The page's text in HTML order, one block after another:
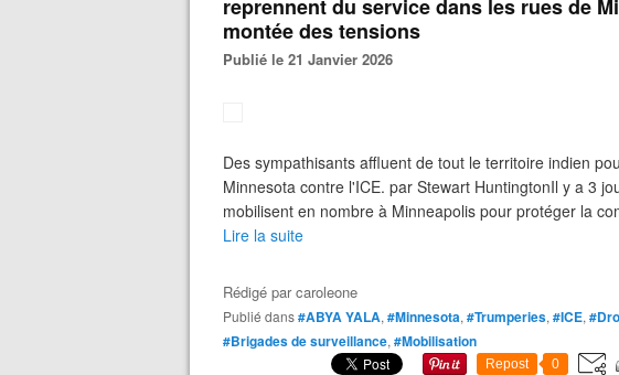
reprennent du service dans les rues de
montée des tensions
Publié le 21 Janvier 2026
Des sympathisants affluent de tout le territoire indien
Minnesota contre l'ICE. par Stewart HuntingtonIl y a 3
mobilisent en nombre à Minneapolis pour protéger la
Lire la suite
Rédigé parcaroleone
Publié dans#ABYA YALA, #Minnesota, #Trumperies, #ICE,
#Brigades de surveillance, #Mobilisation
Repost 0